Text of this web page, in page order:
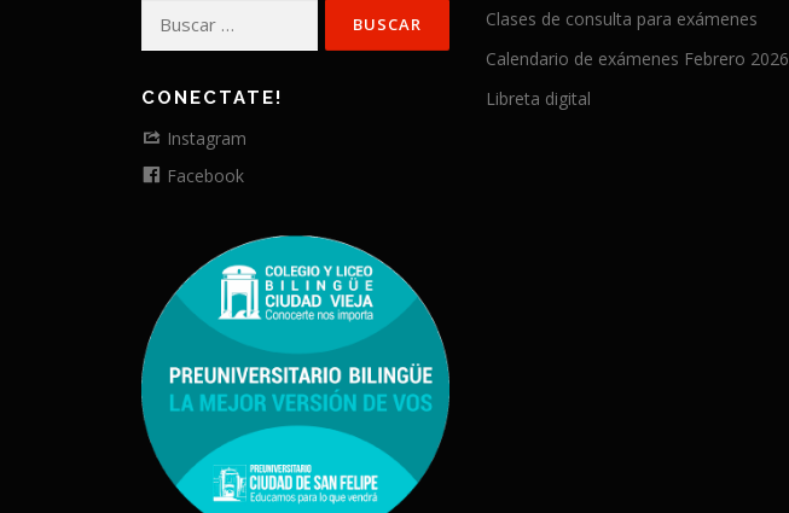
CONECTATE!
Instagram
Facebook
Clases de consulta para exámenes
Calendario de exámenes Febrero 2026
Libreta digital